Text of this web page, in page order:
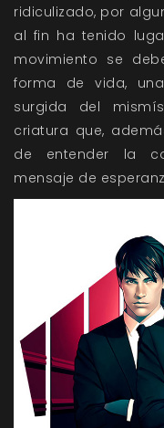
ridiculizado, por
al fin ha tenido
movimiento se
forma de vida,
surgida del
criatura que,
de entender la
mensaje de